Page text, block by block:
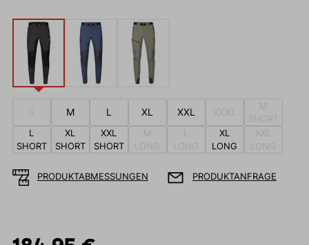
S M L XL XXL XXXL
SHORT
L
SHORT
XL
SHORT
XXL
SHORT
LONG
L
LONG
XL
LONG
XXL
LONG
PRODUKTABMESSUNGEN PRODUKTANFRAGE